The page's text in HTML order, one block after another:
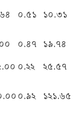
০.৫১ ১০.৩১
০.৪৭ ১৯.৭৪
০.২২ ২৫.৫৭
০.৯২ ১২১.৬৫